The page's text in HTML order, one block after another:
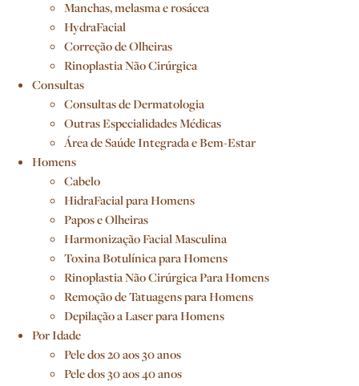
Manchas, melasma e rosácea
HydraFacial
Correção de Olheiras
Rinoplastia Não Cirúrgica
Consultas
Consultas de Dermatologia
Outras Especialidades Médicas
Área de Saúde Integrada e Bem-Estar
Homens
Cabelo
HidraFacial para Homens
Papos e Olheiras
Harmonização Facial Masculina
Toxina Botulínica para Homens
Rinoplastia Não Cirúrgica Para Homens
Remoção de Tatuagens para Homens
Depilação a Laser para Homens
Por Idade
Pele dos 20 aos 30 anos
Pele dos 30 aos 40 anos